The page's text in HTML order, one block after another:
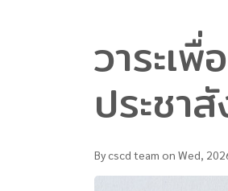
วาระเ
ประชา
Bycscd team on Wed,